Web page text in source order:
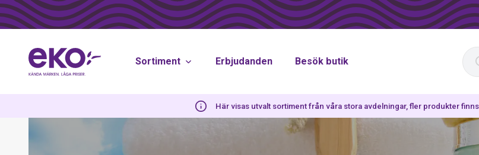
Sortiment Erbjudanden Besök butik
Här visas utvalt sortiment från våra stora avdelningar, fler produkter